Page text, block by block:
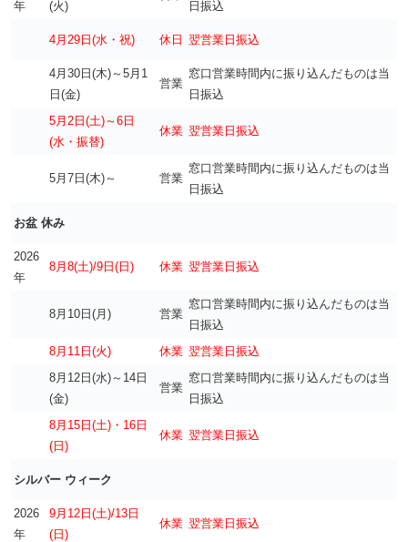
年 (火)
日振込
4月29日(水・祝) 休日 翌営業日振込
4月30日(木)～5月1
日(金)
営業
窓口営業時間内に振り込んだものは当
日振込
5月2日(土)～6日
(水 ・振替)
休業 翌営業日振込
5月7日(木)～ 営業
窓口営業時間内に振り込んだものは当
日振込
お盆 休み
2026
年
8月8(土)/9日(日) 休業 翌営業日振込
8月10日(月) 営業
窓口営業時間内に振り込んだものは当
日振込
8月11日(火)
休業 翌営業日振込
8月12日(水)～14日
(金)
営業
窓口営業時間内に振り込んだものは当
日振込
8月15日(土)・16日
(日)
休業 翌営業日振込
シルバー ウィーク
2026
年
9月12日(土)/13日
(日)
休業 翌営業日振込